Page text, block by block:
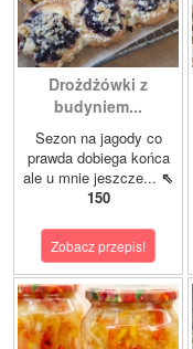
Drożdżówki z
budyniem...
Sezon na jagody co
prawda dobiega końca
ale u mnie jeszcze... ⇖
150
Zobacz przepis!